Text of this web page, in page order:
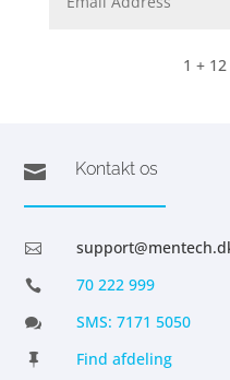
1 + 12
 Kontakt os

 70 222 999
 SMS: 7171 5050
 Find afdeling